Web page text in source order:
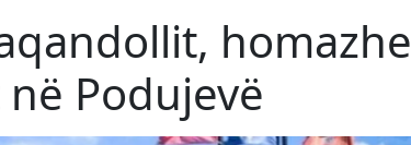
homazhe
Podujevë